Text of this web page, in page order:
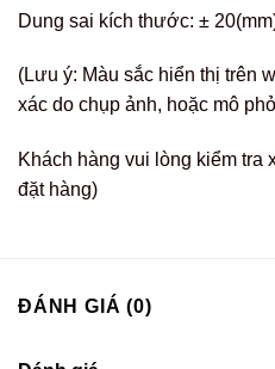
Dung sai kích thước: ±
(Lưu ý: Màu sắc hiển thị trên
xác do chụp ảnh, hoặc mô
Khách hàng vui lòng kiểm tra
đặt hàng)
ĐÁNH GIÁ (0)